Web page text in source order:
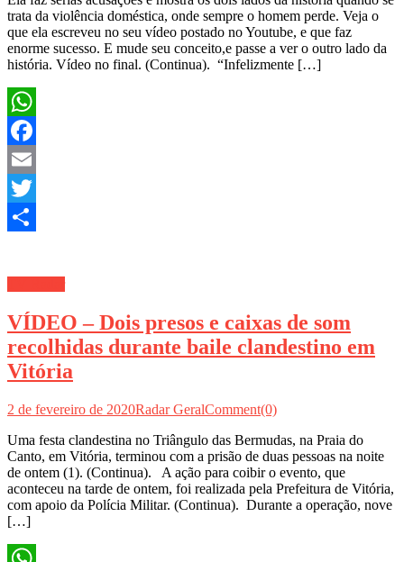
trata da violência doméstica, onde sempre o homem perde. Veja o
que ela escreveu no seu vídeo postado no Youtube, e que faz
enorme sucesso. E mude seu conceito,e passe a ver o outro lado da
história. Vídeo no final. (Continua). “Infelizmente […]
WhatsApp
Facebook
Email
Twitter
VÍDEO – Dois presos e caixas de som
recolhidas durante baile clandestino em
Vitória
2 de fevereiro de 2020Radar GeralComment(0)
Uma festa clandestina no Triângulo das Bermudas, na Praia do
Canto, em Vitória, terminou com a prisão de duas pessoas na noite
de ontem (1). (Continua). A ação para coibir o evento, que
aconteceu na tarde de ontem, foi realizada pela Prefeitura de Vitória,
com apoio da Polícia Militar. (Continua). Durante a operação, nove
[…]